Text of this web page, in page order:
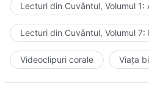
Lecturi din Cuvântul, Volumul
Lecturi din Cuvântul, Volumul
Videoclipuri corale Viața